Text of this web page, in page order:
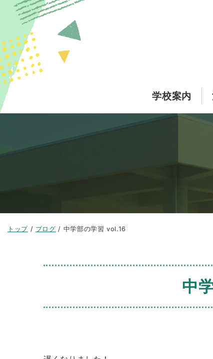
このページの本文へ
学校案内
現
トップ/ ブログ / 中学部の学習 vol.16
中